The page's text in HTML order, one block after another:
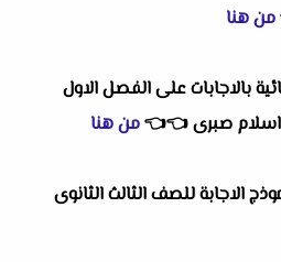
من هنا
بالاجابات على الفصل الاول
👈
👈من هنا
الاجابة للصف الثالث الثانوى